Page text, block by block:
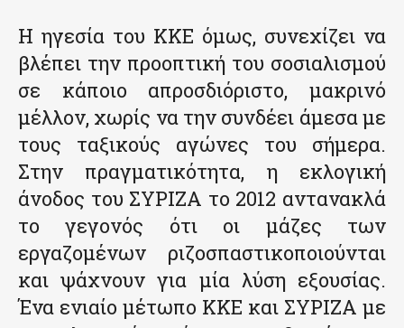
Η ηγεσία του ΚΚΕ όμως, συνεχίζει να
βλέπει την προοπτική του σοσιαλισμού
σε κάποιο απροσδιόριστο, μακρινό
μέλλον, χωρίς να την συνδέει άμεσα με
τους ταξικούς αγώνες του σήμερα.
Στην πραγματικότητα, η εκλογική
άνοδος του ΣΥΡΙΖΑ το 2012 αντανακλά
το γεγονός ότι οι μάζες των
εργαζομένων ριζοσπαστικοποιούνται
και ψάχνουν για μία λύση εξουσίας.
Ένα ενιαίο μέτωπο ΚΚΕ και ΣΥΡΙΖΑ με